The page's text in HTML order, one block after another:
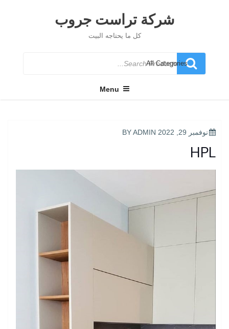
شركة تراست جروب
كل ما يحتاجه البيت
Search
for
Menu
POSTED
نوفمبر 29, 2022 ADMIN
HPL